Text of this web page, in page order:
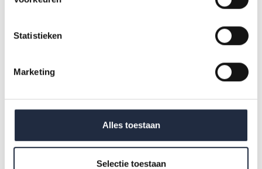
Statistieken
Marketing
Alles toestaan
Selectie toestaan
kwartaal van 2024 en 2025
Toename aantal ontstane
vacatures binnen de sector zorg
en welzijn